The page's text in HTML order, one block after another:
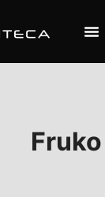
Fruko